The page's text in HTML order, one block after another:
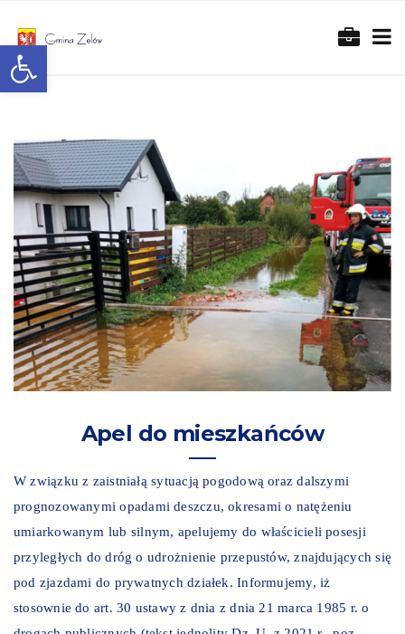
Otwórz pasek narzędzi
Apel do mieszkańców
W związku z zaistniałą sytuacją pogodową oraz dalszymi
prognozowanymi opadami deszczu, okresami o natężeniu
umiarkowanym lub silnym, apelujemy do właścicieli posesji
przyległych do dróg o udrożnienie przepustów, znajdujących się
pod zjazdami do prywatnych działek. Informujemy, iż
stosownie do art. 30 ustawy z dnia z dnia 21 marca 1985 r. o